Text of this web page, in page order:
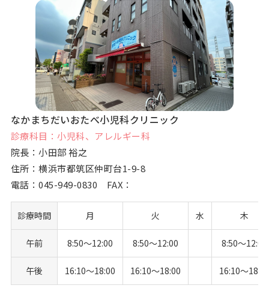
なかまちだいおたべ小児科クリニック
診療科目：小児科、アレルギー科
院長：小田部 裕之
住所：横浜市都筑区仲町台1-9-8
電話：045-949-0830 FAX：
診療時間 月 火 水 木
午前 8:50〜12:00 8:50〜12:00 8:50〜12:00
午後 16:10〜18:00 16:10〜18:00 16:10〜18:00